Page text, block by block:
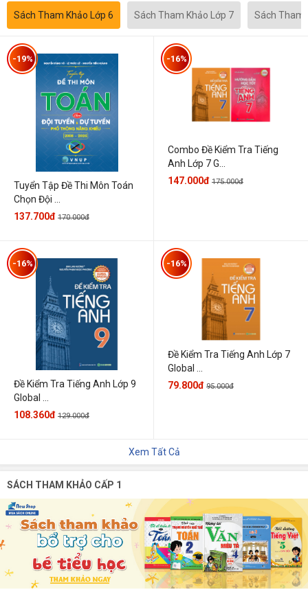
Sách Tham Khảo Lớp 6 Sách Tham Khảo Lớp 7 Sách Tham
Tuyển Tập Đề Thi Môn Toán
Chọn Đội ...
-19%
137.700đ 170.000đ
Combo Đề Kiểm Tra Tiếng
Anh Lớp 7 G...
-16%
147.000đ 175.000đ
Đề Kiểm Tra Tiếng Anh Lớp 9
Global ...
-16%
108.360đ 129.000đ
Đề Kiểm Tra Tiếng Anh Lớp 7
Global ...
-16%
79.800đ 95.000đ
Xem Tất Cả
SÁCH THAM KHẢO CẤP 1